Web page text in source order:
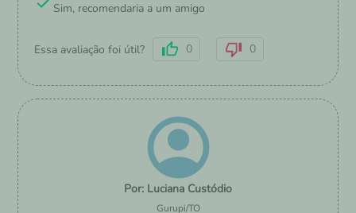
Sim, recomendaria a um amigo
Essa avaliação foi útil? 0 0
Luciana Custódio
Gurupi/TO